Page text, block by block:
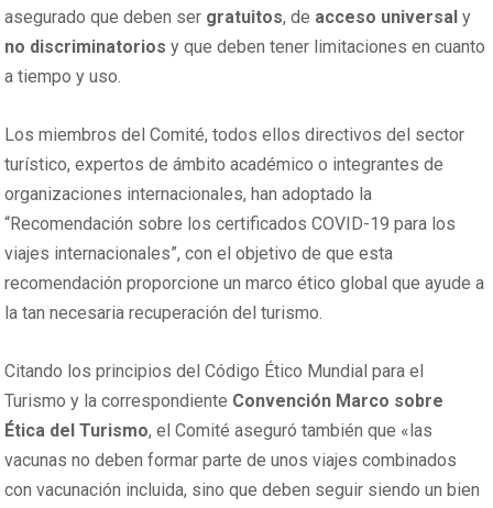
asegurado que deben ser gratuitos, de acceso universal y
no discriminatorios y que deben tener limitaciones en cuanto
a tiempo y uso.
Los miembros del Comité, todos ellos directivos del sector
turístico, expertos de ámbito académico o integrantes de
organizaciones internacionales, han adoptado la
“Recomendación sobre los certificados COVID-19 para los
viajes internacionales”, con el objetivo de que esta
recomendación proporcione un marco ético global que ayude a
la tan necesaria recuperación del turismo.
Citando los principios del Código Ético Mundial para el
Turismo y la correspondiente Convención Marco sobre
Ética del Turismo, el Comité aseguró también que «las
vacunas no deben formar parte de unos viajes combinados
con vacunación incluida, sino que deben seguir siendo un bien